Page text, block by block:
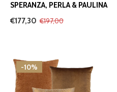
SPERANZA, PERLA & PAULINA
€177,30 €197,00
-10%